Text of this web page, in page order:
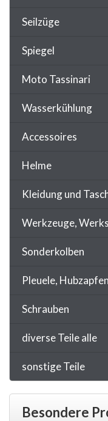
Seilzüge
Spiegel
Moto Tassinari
Wasserkühlung
Accessoires
Helme
Kleidung und
Werkzeuge,
Sonderkolben
Pleuele, Hubzapfen
Schrauben
diverse Teile alle
sonstige Teile
Besondere